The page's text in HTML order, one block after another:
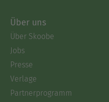
Über uns
Über Skoobe
Jobs
Presse
Verlage
Partnerprogramm